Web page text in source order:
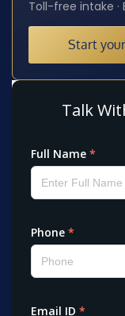
Toll-free intake ·
Start